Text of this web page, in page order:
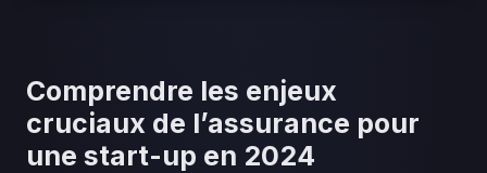
Comprendre les enjeux
cruciaux de l’assurance pour
une start-up en 2024